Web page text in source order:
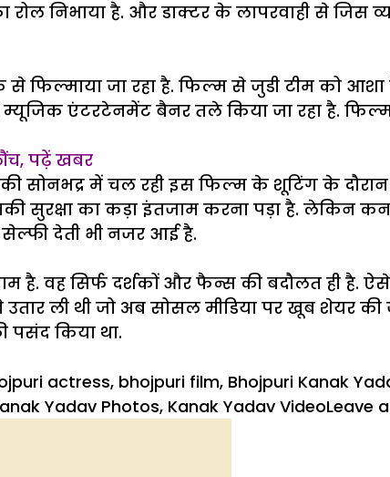
है. और डाक्टर के लापरवाही से जिस
फिल्माया जा रहा है. फिल्म से जुडी टीम को
एंटरटेनमेंट बैनर तले किया जा रहा है.
पढ़ें खबर
सोनभद्र में चल रही इस फिल्म के शूटिंग के
सुरक्षा का कड़ा इंतजाम करना पड़ा है. लेकिन
देती भी नजर आई है.
है. वह सिर्फ दर्शकों और फैन्स की बदौलत ही है.
ली थी जो अब सोसल मीडिया पर खूब शेयर
पसंद किया था.
actress, bhojpuri film, Bhojpuri Kanak
Yadav Photos, Kanak Yadav VideoLeave